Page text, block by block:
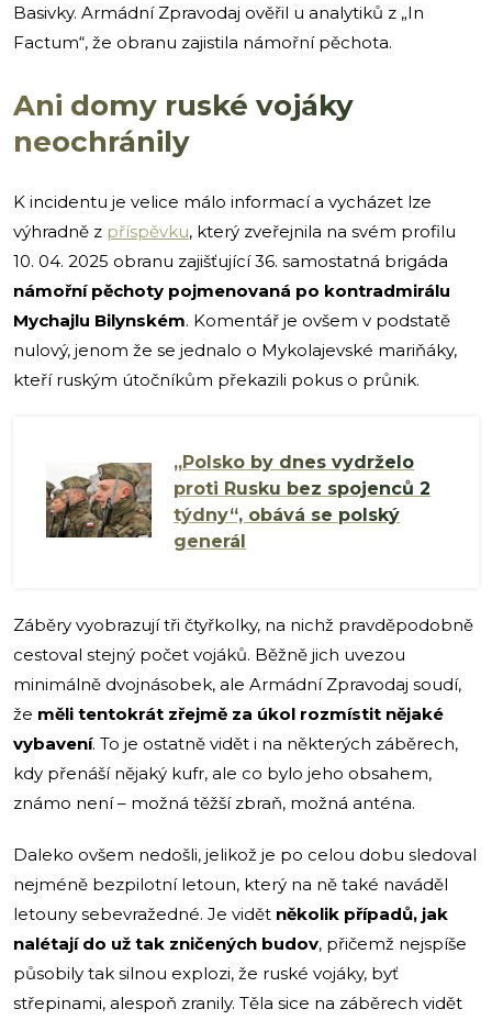
Basivky. Armádní Zpravodaj ověřil u analytiků z „In
Factum“, že obranu zajistila námořní pěchota.
Ani domy ruské vojáky
neochránily
K incidentu je velice málo informací a vycházet lze
výhradně z příspěvku, který zveřejnila na svém profilu
10. 04. 2025 obranu zajišťující 36. samostatná brigáda
námořní pěchoty pojmenovaná po kontradmirálu
Mychajlu Bilynském. Komentář je ovšem v podstatě
nulový, jenom že se jednalo o Mykolajevské mariňáky,
kteří ruským útočníkům překazili pokus o průnik.
„Polsko by dnes vydrželo
proti Rusku bez spojenců 2
týdny“, obává se polský
generál
Záběry vyobrazují tři čtyřkolky, na nichž pravděpodobně
cestoval stejný počet vojáků. Běžně jich uvezou
minimálně dvojnásobek, ale Armádní Zpravodaj soudí,
že měli tentokrát zřejmě za úkol rozmístit nějaké
vybavení. To je ostatně vidět i na některých záběrech,
kdy přenáší nějaký kufr, ale co bylo jeho obsahem,
známo není – možná těžší zbraň, možná anténa.
Daleko ovšem nedošli, jelikož je po celou dobu sledoval
nejméně bezpilotní letoun, který na ně také naváděl
letouny sebevražedné. Je vidět několik případů, jak
nalétají do už tak zničených budov, přičemž nejspíše
působily tak silnou explozi, že ruské vojáky, byť
střepinami, alespoň zranily. Těla sice na záběrech vidět